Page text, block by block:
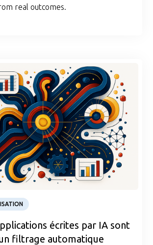
real outcomes.
écrites par IA sont
filtrage automatique